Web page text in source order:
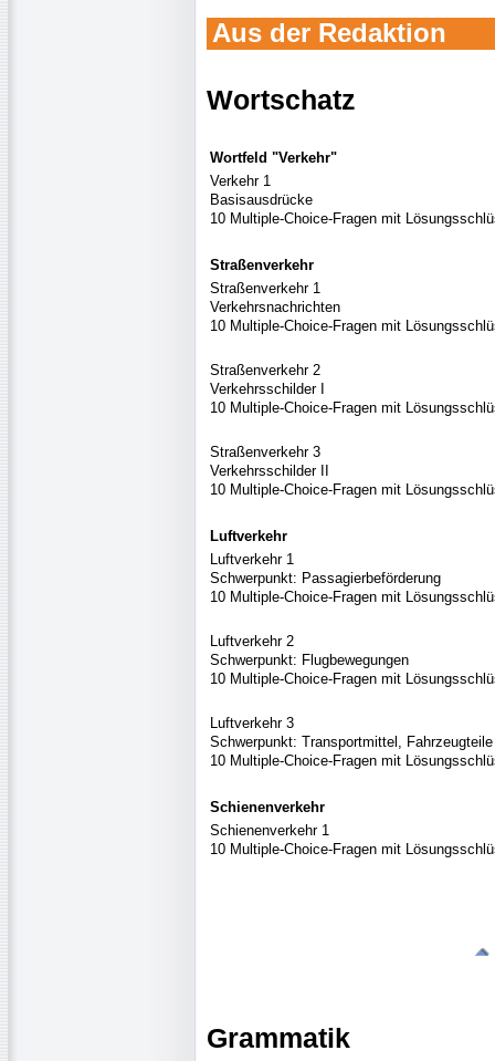
Aus der Redaktion
Wortschatz
Wortfeld "Verkehr"
Verkehr 1
Basisausdrücke
10 Multiple-Choice-Fragen mit
Straßenverkehr
Straßenverkehr 1
Verkehrsnachrichten
10 Multiple-Choice-Fragen mit
Straßenverkehr 2
Verkehrsschilder I
10 Multiple-Choice-Fragen mit
Straßenverkehr 3
Verkehrsschilder II
10 Multiple-Choice-Fragen mit
Luftverkehr
Luftverkehr 1
Schwerpunkt: Passagierbeförderung
10 Multiple-Choice-Fragen mit
Luftverkehr 2
Schwerpunkt: Flugbewegungen
10 Multiple-Choice-Fragen mit
Luftverkehr 3
Schwerpunkt: Transportmittel, Fahrzeugteile
10 Multiple-Choice-Fragen mit
Schienenverkehr
Schienenverkehr 1
10 Multiple-Choice-Fragen mit
Grammatik